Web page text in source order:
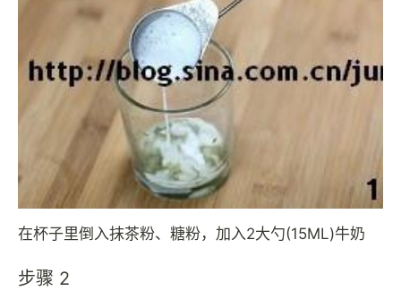
在杯子里倒入抹茶粉、糖粉，加入2大勺(15ML)牛奶
步骤 2